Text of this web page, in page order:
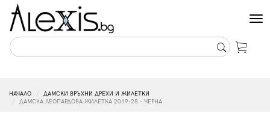
НАЧАЛО
ДАМСКИ ВРЪХНИ ДРЕХИ И ЖИЛЕТКИ
ДАМСКА ЛЕОПАРДОВА ЖИЛЕТКА 2019-28 - ЧЕРНА